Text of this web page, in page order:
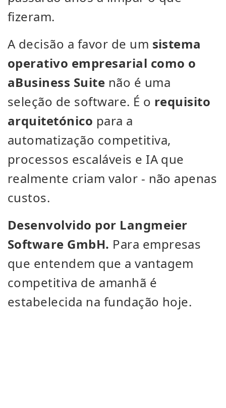
fizeram.
A decisão a favor de um sistema
operativo empresarial como o
aBusiness Suite não é uma
seleção de software. É o requisito
arquitetónico para a
automatização competitiva,
processos escaláveis e IA que
realmente criam valor - não apenas
custos.
Desenvolvido por Langmeier
Software GmbH. Para empresas
que entendem que a vantagem
competitiva de amanhã é
estabelecida na fundação hoje.